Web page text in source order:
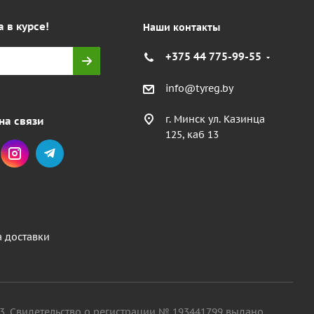
в курсе!
связи
доставки
Наши контакты
+375 44 775-99-55
info@tyreg.by
г. Минск ул. Казинца
125, каб 13